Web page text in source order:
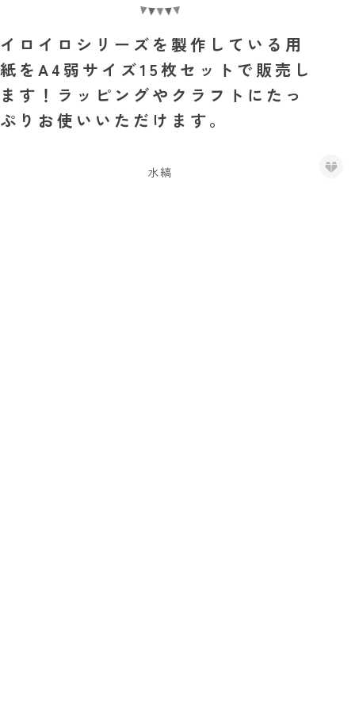
イロイロシリーズを製作している用
紙をA4弱サイズ15枚セットで販売し
ます！ラッピングやクラフトにたっ
ぷりお使いいただけます。
水縞